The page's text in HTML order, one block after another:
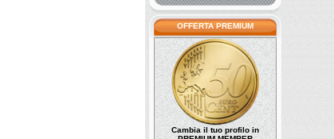
OFFERTA PREMIUM
Cambia il tuo profilo in